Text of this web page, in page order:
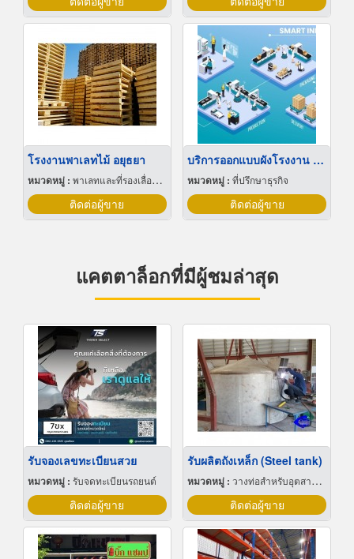
โรงงานพาเลทไม้ อยุธยา
หมวดหมู่ : พาเลทและที่รองเลื่อนกะบะ
ติดต่อผู้ขาย
บริการออกแบบผังโรงงาน Lay out
หมวดหมู่ : ที่ปรึกษาธุรกิจ
ติดต่อผู้ขาย
แคตตาล็อกที่มีผู้ชมล่าสุด
รับจองเลขทะเบียนสวย
หมวดหมู่ : รับจดทะเบียนรถยนต์
ติดต่อผู้ขาย
รับผลิตถังเหล็ก (Steel tank)
หมวดหมู่ : วางท่อสำหรับอุตสาหกรรมท่อ
ติดต่อผู้ขาย